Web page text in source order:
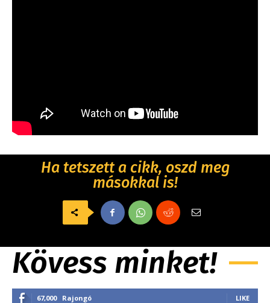
Ha tetszett a cikk, oszd meg
másokkal is!
Kövess minket!
67,000 Rajongó LIKE